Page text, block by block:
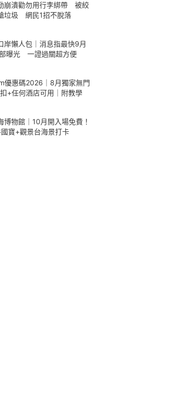
崩潰勸勿用行李綁帶 被絞
垃圾 網民1招不脫落
岸懶人包｜消息指最快9月
曝光 一證過關超方便
優惠碼2026｜8月獨家無門
+任何酒店可用｜附教學
博物館｜10月開入場免費！
寶+觀景台海景打卡